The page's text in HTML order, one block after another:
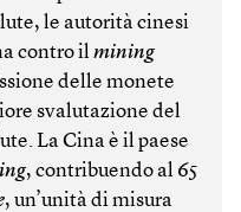
le autorità cinesi
contro ilmining
delle monete
svalutazione del
La Cina è il paese
, contribuendo al 65
, un’unità di misura